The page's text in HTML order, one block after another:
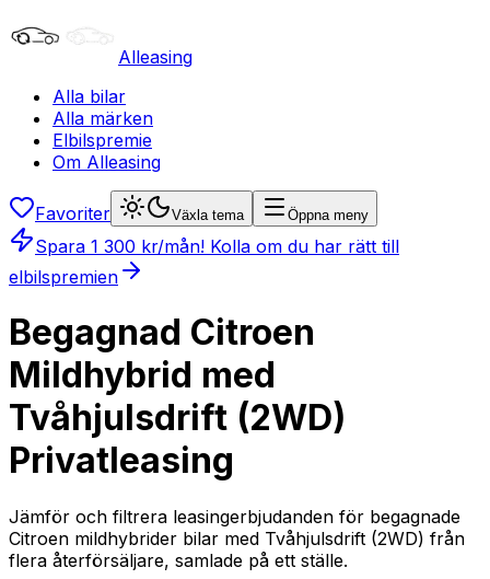
Alleasing
Alla bilar
Alla märken
Elbilspremie
Om Alleasing
Favoriter Växla tema Öppna meny
Spara 1 300 kr/mån! Kolla om du har rätt till
elbilspremien
Begagnad Citroen
Mildhybrid med
Tvåhjulsdrift (2WD)
Privatleasing
Jämför och filtrera leasingerbjudanden för begagnade
Citroen mildhybrider bilar med Tvåhjulsdrift (2WD) från
flera återförsäljare, samlade på ett ställe.